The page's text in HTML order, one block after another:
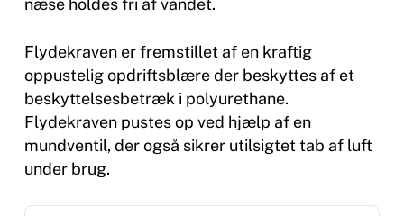
næse holdes fri af vandet.
Flydekraven er fremstillet af en kraftig
oppustelig opdriftsblære der beskyttes af et
beskyttelsesbetræk i polyurethane.
Flydekraven pustes op ved hjælp af en
mundventil, der også sikrer utilsigtet tab af luft
under brug.